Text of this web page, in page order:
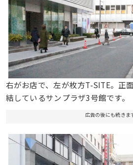
右がお店で、左が枚方T-SITE。正
結しているサンプラザ3号館です。
広告の後にも続きま